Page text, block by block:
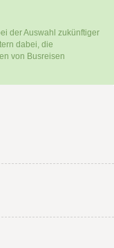
der Auswahl zukünftiger
dabei, die
von Busreisen